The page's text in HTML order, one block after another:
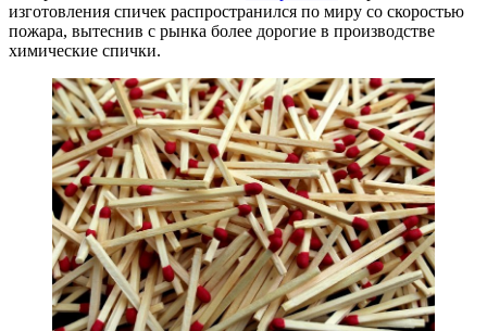
изготовления спичек распространился по миру со скоростью
пожара, вытеснив с рынка более дорогие в производстве
химические спички.